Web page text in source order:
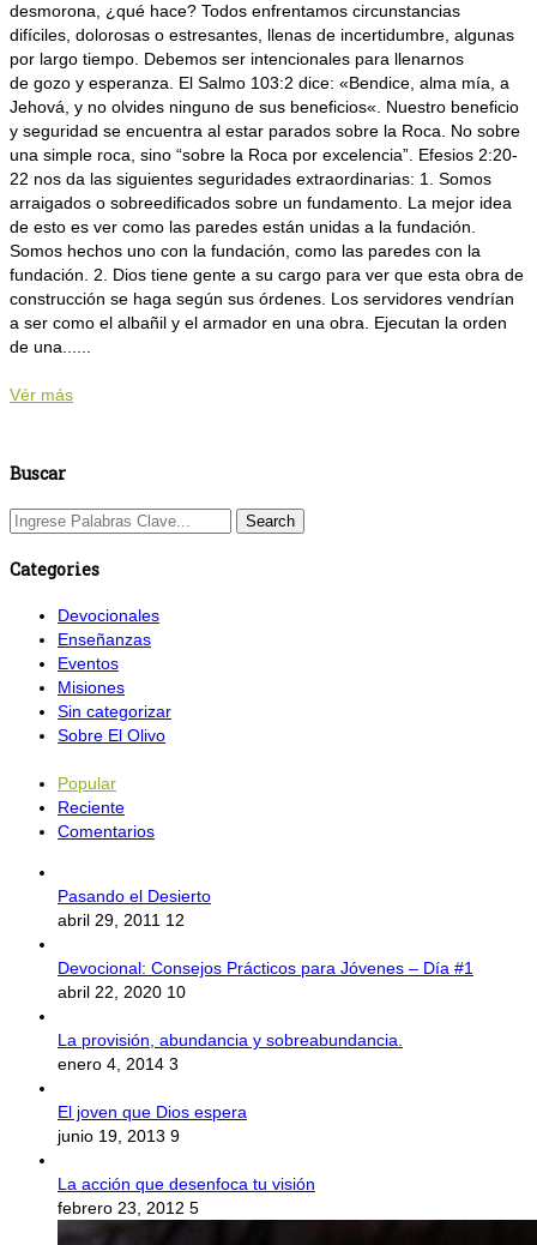
desmorona, ¿qué hace? Todos enfrentamos circunstancias
difíciles, dolorosas o estresantes, llenas de incertidumbre, algunas
por largo tiempo. Debemos ser intencionales para llenarnos
de gozo y esperanza. El Salmo 103:2 dice: «Bendice, alma mía, a
Jehová, y no olvides ninguno de sus beneficios«. Nuestro beneficio
y seguridad se encuentra al estar parados sobre la Roca. No sobre
una simple roca, sino “sobre la Roca por excelencia”. Efesios 2:20-
22 nos da las siguientes seguridades extraordinarias: 1. Somos
arraigados o sobreedificados sobre un fundamento. La mejor idea
de esto es ver como las paredes están unidas a la fundación.
Somos hechos uno con la fundación, como las paredes con la
fundación. 2. Dios tiene gente a su cargo para ver que esta obra de
construcción se haga según sus órdenes. Los servidores vendrían
a ser como el albañil y el armador en una obra. Ejecutan la orden
de una......
Vér más
Buscar
Categories
Devocionales
Enseñanzas
Eventos
Misiones
Sin categorizar
Sobre El Olivo
Popular
Reciente
Comentarios
Pasando el Desierto
abril 29, 2011 12
Devocional: Consejos Prácticos para Jóvenes – Día #1
abril 22, 2020 10
La provisión, abundancia y sobreabundancia.
enero 4, 2014 3
El joven que Dios espera
junio 19, 2013 9
La acción que desenfoca tu visión
febrero 23, 2012 5